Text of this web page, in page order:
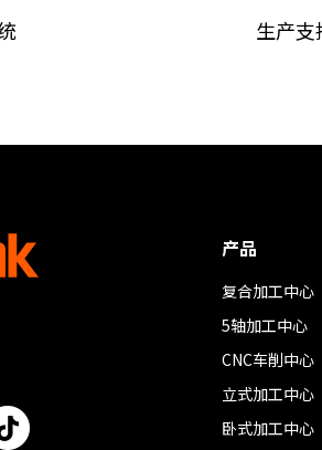
生产
产品
复合加工中心
5轴加工中心
CNC车削中心
立式加工中心
卧式加工中心